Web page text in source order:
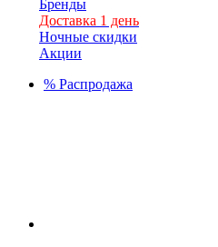
Бренды
Доставка 1 день
Ночные скидки
Акции
% Распродажа